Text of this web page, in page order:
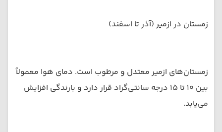
زمستان در ازمیر (آذر تا اسفند)
زمستان‌های ازمیر معتدل و مرطوب است. دمای هوا معمولاً
بین ۱۰ تا ۱۵ درجه سانتی‌گراد قرار دارد و بارندگی افزایش
می‌یابد.